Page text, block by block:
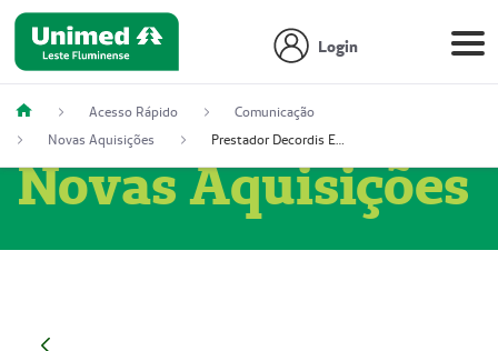
Login
Acesso Rápido
Comunicação
Novas Aquisições
Prestador Decordis Exames Cardiológicos LTDA (51004347-4)
Novas Aquisições